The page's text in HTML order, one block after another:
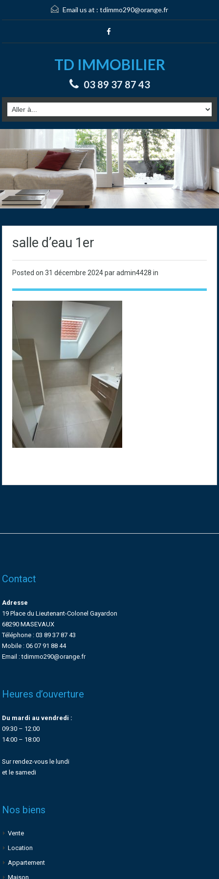
Email us at : tdimmo290@orange.fr
TD IMMOBILIER
03 89 37 87 43
salle d’eau 1er
Posted on 31 décembre 2024par admin4428 in
Contact
Adresse
19 Place du Lieutenant-Colonel Gayardon
68290 MASEVAUX
Téléphone : 03 89 37 87 43
Mobile : 06 07 91 88 44
Email : tdimmo290@orange.fr
Heures d’ouverture
Du mardi au vendredi :
09:30 – 12:00
14:00 – 18:00
Sur rendez-vous le lundi
et le samedi
Nos biens
Vente
Location
Appartement
Maison